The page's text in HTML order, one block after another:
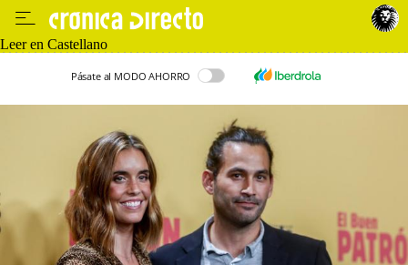
Leer en Castellano
Pásate al MODO AHORRO